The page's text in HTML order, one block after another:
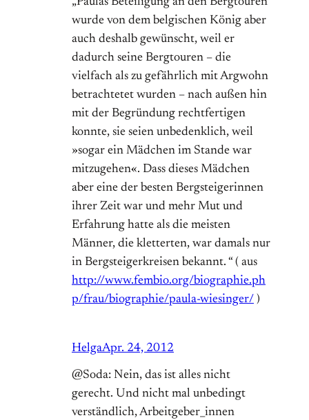
wurde von dem belgischen König aber
auch deshalb gewünscht, weil er
dadurch seine Bergtouren – die
vielfach als zu gefährlich mit Argwohn
betrachtetet wurden – nach außen hin
mit der Begründung rechtfertigen
konnte, sie seien unbedenklich, weil
»sogar ein Mädchen im Stande war
mitzugehen«. Dass dieses Mädchen
aber eine der besten Bergsteigerinnen
ihrer Zeit war und mehr Mut und
Erfahrung hatte als die meisten
Männer, die kletterten, war damals nur
in Bergsteigerkreisen bekannt. “ ( aus
http://www.fembio.org/biographie.ph
p/frau/biographie/paula-wiesinger/ )
HelgaApr. 24, 2012
@Soda: Nein, das ist alles nicht
gerecht. Und nicht mal unbedingt
verständlich, Arbeitgeber_innen